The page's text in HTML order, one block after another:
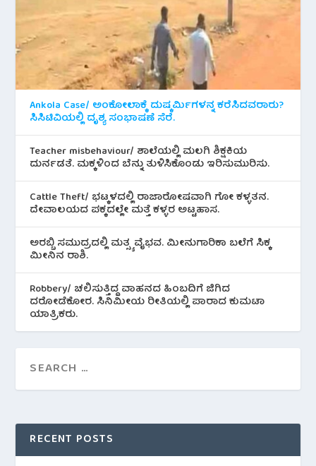
Ankola Case/ ಅಂಕೋಲಾಕ್ಕೆ ದುಷ್ಕರ್ಮಿಗಳನ್ನ ಕರೆಸಿದವರಾರು?
ಸಿಸಿಟಿವಿಯಲ್ಲಿ ದೃಶ್ಯ ಸಂಭಾಷಣೆ ಸೆರೆ.
Teacher misbehaviour/ ಶಾಲೆಯಲ್ಲಿ ಮಲಗಿ ಶಿಕ್ಷಕಿಯ
ದುರ್ನಡತೆ. ಮಕ್ಕಳಿಂದ ಬೆನ್ನು ತುಳಿಸಿಕೊಂಡು ಇರಿಸುಮುರಿಸು.
Cattle Theft/ ಭಟ್ಕಳದಲ್ಲಿ ರಾಜಾರೋಷವಾಗಿ ಗೋ ಕಳ್ಳತನ.
ದೇವಾಲಯದ ಪಕ್ಕದಲ್ಲೇ ಮತ್ತೆ ಕಳ್ಳರ ಅಟ್ಟಹಾಸ.
ಅರಬ್ಬಿ ಸಮುದ್ರದಲ್ಲಿ ಮತ್ಸ್ಯ ವೈಭವ. ಮೀನುಗಾರಿಕಾ ಬಲೆಗೆ ಸಿಕ್ಕ
ಮೀನಿನ‌ ರಾಶಿ.
Robbery/ ಚಲಿಸುತ್ತಿದ್ದ ವಾಹನದ ಹಿಂಬದಿಗೆ ಜಿಗಿದ
ದರೋಡೆಕೋರ. ಸಿನಿಮೀಯ ರೀತಿಯಲ್ಲಿ ಪಾರಾದ ಕುಮಟಾ
ಯಾತ್ರಿಕರು.
RECENT POSTS